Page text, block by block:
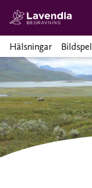
Hälsningar Bildspel